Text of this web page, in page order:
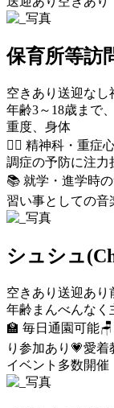
保育所等訪
空きあり 送迎なし
年齢3～18歳まで
重度、身体
🧑‍⚕️ 精神科・重症
調症の予防に注力
📚 就学・進学時
習い事としての
シュシュ
空きあり 送迎あり
年齢まんべんなく
🏫 毎日通園可能
り参加あり 💗愛着
イベント多数開催